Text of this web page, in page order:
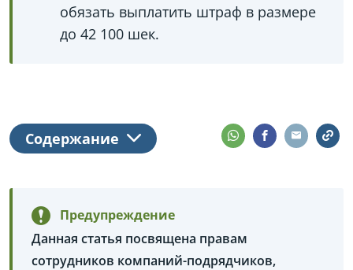
обязать выплатить штраф в размере
до 42 100 шек.
Содержание
Предупреждение
Данная статья посвящена правам
сотрудников компаний-подрядчиков,